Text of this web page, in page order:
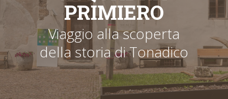
PRIMIERO
Viaggio alla scoperta
della storia di Tonadico